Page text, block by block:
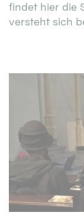
findet hier die
versteht sich